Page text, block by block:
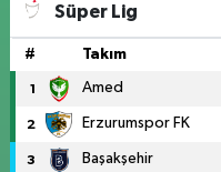
Süper Lig
# Takım
1 Amed
2 Erzurumspor FK
3 Başakşehir